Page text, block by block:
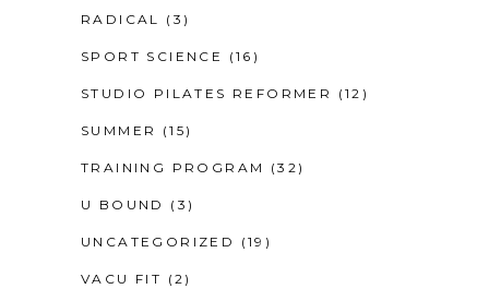
RADICAL (3)
SPORT SCIENCE (16)
STUDIO PILATES REFORMER (12)
SUMMER (15)
TRAINING PROGRAM (32)
U BOUND (3)
UNCATEGORIZED (19)
VACU FIT (2)